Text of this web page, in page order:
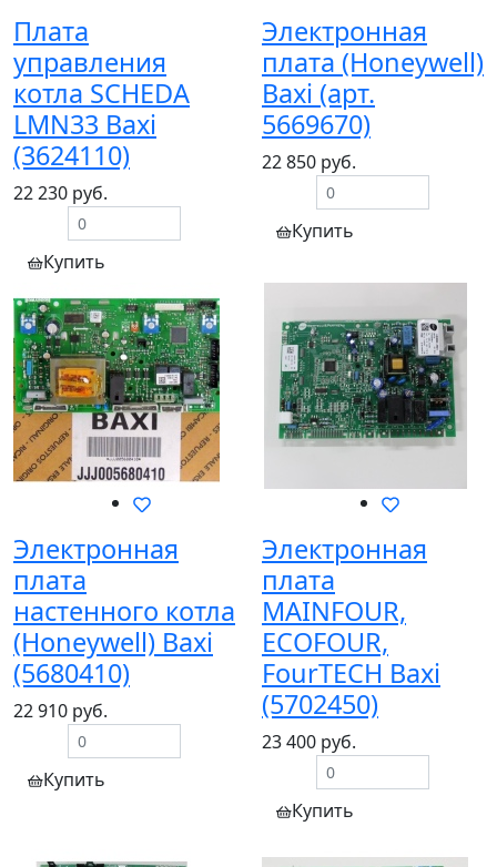
Плата
управления
котла SCHEDA
LMN33 Baxi
(3624110)
22 230 руб.
Купить
Электронная
плата (Honeywell)
Baxi (арт.
5669670)
22 850 руб.
Купить
Электронная
плата
настенного котла
(Honeywell) Baxi
(5680410)
22 910 руб.
Купить
Электронная
плата
MAINFOUR,
ECOFOUR,
FourTECH Baxi
(5702450)
23 400 руб.
Купить